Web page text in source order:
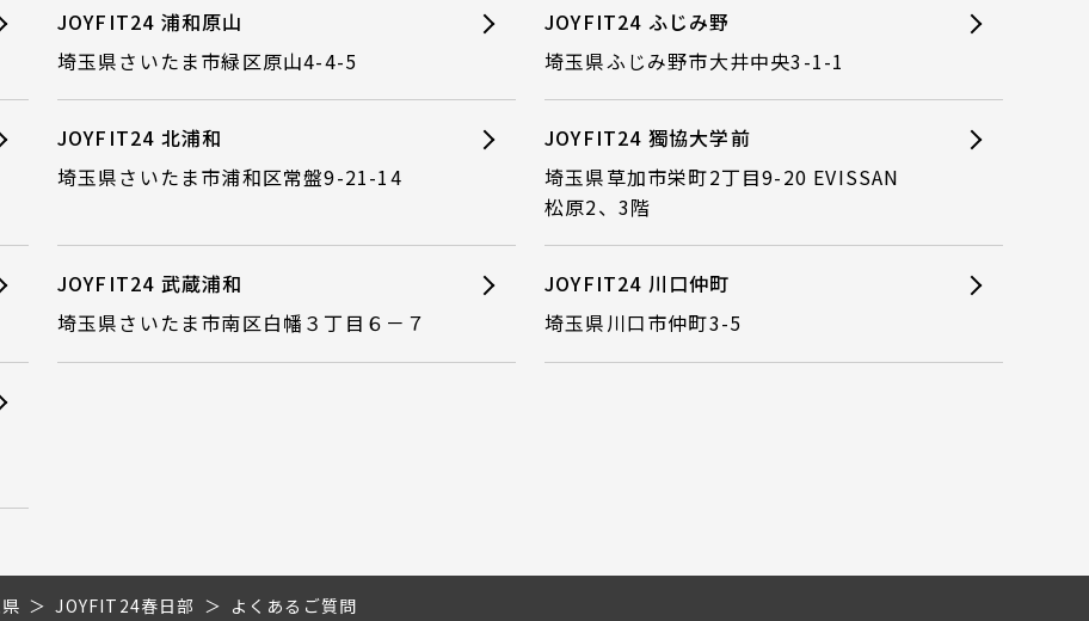
JOYFIT24 浦和原山
埼玉県さいたま市緑区原山4-4-5
JOYFIT24 ふじみ野
埼玉県ふじみ野市大井中央3-1-1
JOYFIT24 北浦和
埼玉県さいたま市浦和区常盤9-21-14
JOYFIT24 獨協大学前
埼玉県草加市栄町2丁目9-20 EVISSAN
松原2、3階
JOYFIT24 武蔵浦和
埼玉県さいたま市南区白幡３丁目６－７
JOYFIT24 川口仲町
埼玉県川口市仲町3-5
JOYFIT24春日部 よくあるご質問